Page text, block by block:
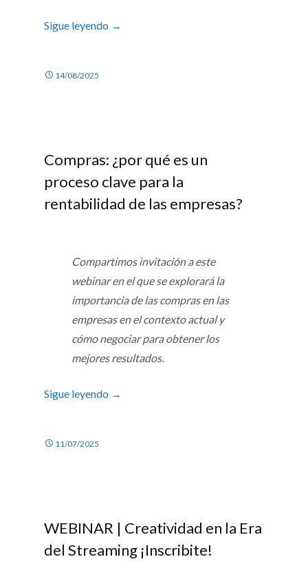
Sigue leyendo →
14/08/2025
Compras: ¿por qué es un
proceso clave para la
rentabilidad de las empresas?
Compartimos invitación a este
webinar en el que se explorará la
importancia de las compras en las
empresas en el contexto actual y
cómo negociar para obtener los
mejores resultados.
Sigue leyendo →
11/07/2025
WEBINAR | Creatividad en la Era
del Streaming ¡Inscribite!